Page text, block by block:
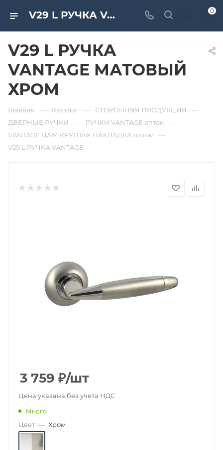
V29 L РУЧКА VANTAGE МАТОВЫЙ ХРОМ. Дверная и мебельная фурнитура САМИР-КИЛИТ | Оптовые поставки 0
V29 L РУЧКА
VANTAGE МАТОВЫЙ
ХРОМ
Главная — Каталог — СТОРОННЯЯ ПРОДУКЦИЯ —
ДВЕРНЫЕ РУЧКИ — РУЧКИ VANTAGE оптом —
VANTAGE ЦАМ КРУГЛАЯ НАКЛАДКА оптом —
V29 L РУЧКА VANTAGE
3 759 ₽/шт
Цена указана без учета НДС
Много
Цвет — Хром